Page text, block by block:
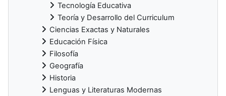
Tecnología Educativa
Teoría y Desarrollo del Curriculum
Ciencias Exactas y Naturales
Educación Física
Filosofía
Geografía
Historia
Lenguas y Literaturas Modernas